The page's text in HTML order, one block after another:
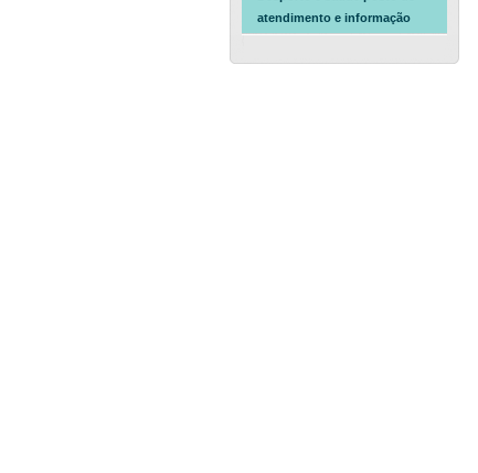
atendimento e informação